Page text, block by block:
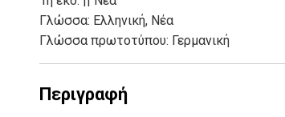
Γλώσσα: Ελληνική, Νέα
Γλώσσα πρωτοτύπου: Γερμανική
Περιγραφή